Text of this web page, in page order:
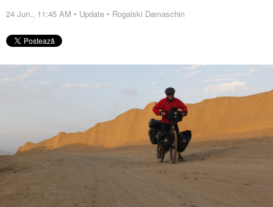
24 Jun., 11:45 AM • Update • Rogalski Damaschin